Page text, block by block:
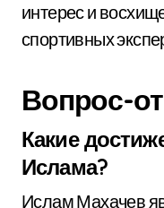
интерес и
спортивных
Вопрос-
Какие
Ислама?
Ислам Махачев